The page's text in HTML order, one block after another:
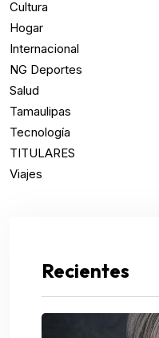
Cultura
Hogar
Internacional
NG Deportes
Salud
Tamaulipas
Tecnología
TITULARES
Viajes
Recientes